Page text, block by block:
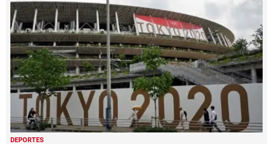
minutes,
25
seconds
DEPORTES